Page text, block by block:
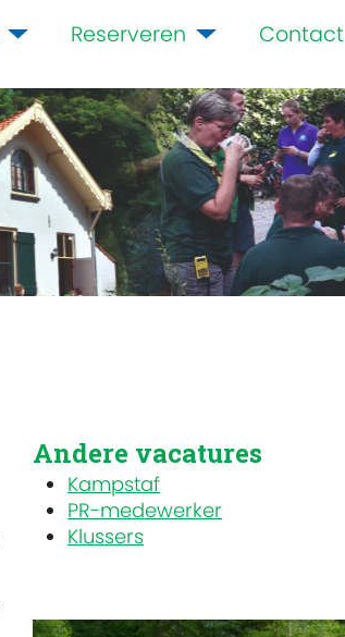
Reserveren Contact
Andere vacatures
Kampstaf
PR-medewerker
Klussers